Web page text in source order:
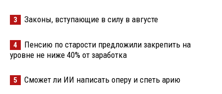
3 Законы, вступающие в силу в августе
4
Пенсию по старости предложили закрепить на
уровне не ниже 40% от заработка
5 Сможет ли ИИ написать оперу и спеть арию